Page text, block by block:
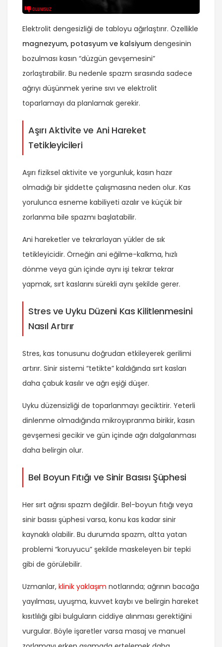
Elektrolit dengesizliği de tabloyu ağırlaştırır. Özellikle
magnezyum, potasyum ve kalsiyum dengesinin
bozulması kasın “düzgün gevşemesini”
zorlaştırabilir. Bu nedenle spazm sırasında sadece
ağrıyı düşünmek yerine sıvı ve elektrolit
toparlamayı da planlamak gerekir.
Aşırı Aktivite ve Ani Hareket
Tetikleyicileri
Aşırı fiziksel aktivite ve yorgunluk, kasın hazır
olmadığı bir şiddette çalışmasına neden olur. Kas
yorulunca esneme kabiliyeti azalır ve küçük bir
zorlanma bile spazmı başlatabilir.
Ani hareketler ve tekrarlayan yükler de sık
tetikleyicidir. Örneğin ani eğilme-kalkma, hızlı
dönme veya gün içinde aynı işi tekrar tekrar
yapmak, sırt kaslarını sürekli aynı şekilde gerer.
Stres ve Uyku Düzeni Kas Kilitlenmesini
Nasıl Artırır
Stres, kas tonusunu doğrudan etkileyerek gerilimi
artırır. Sinir sistemi “tetikte” kaldığında sırt kasları
daha çabuk kasılır ve ağrı eşiği düşer.
Uyku düzensizliği de toparlanmayı geciktirir. Yeterli
dinlenme olmadığında mikroyıpranma birikir, kasın
gevşemesi gecikir ve gün içinde ağrı dalgalanması
daha belirgin olur.
Bel Boyun Fıtığı ve Sinir Basısı Şüphesi
Her sırt ağrısı spazm değildir. Bel-boyun fıtığı veya
sinir basısı şüphesi varsa, konu kas kadar sinir
kaynaklı olabilir. Bu durumda spazm, altta yatan
problemi “koruyucu” şekilde maskeleyen bir tepki
gibi de görülebilir.
Uzmanlar, klinik yaklaşım notlarında; ağrının bacağa
yayılması, uyuşma, kuvvet kaybı ve belirgin hareket
kısıtlılığı gibi bulguların ciddiye alınması gerektiğini
vurgular. Böyle işaretler varsa masaj ve manuel